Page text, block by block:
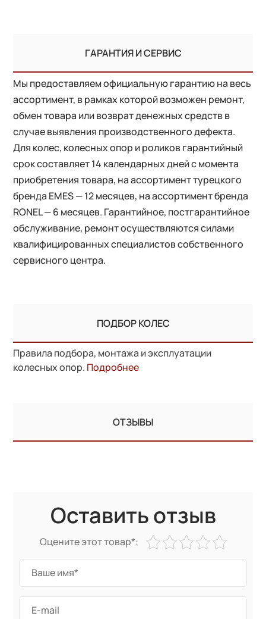
ГАРАНТИЯ И СЕРВИС
Мы предоставляем официальную гарантию на весь
ассортимент, в рамках которой возможен ремонт,
обмен товара или возврат денежных средств в
случае выявления производственного дефекта.
Для колес, колесных опор и роликов гарантийный
срок составляет 14 календарных дней с момента
приобретения товара, на ассортимент турецкого
бренда EMES — 12 месяцев, на ассортимент бренда
RONEL — 6 месяцев. Гарантийное, постгарантийное
обслуживание, ремонт осуществляются силами
квалифицированных специалистов собственного
сервисного центра.
ПОДБОР КОЛЕС
Правила подбора, монтажа и эксплуатации
колесных опор. Подробнее
ОТЗЫВЫ
Оставить отзыв
Оцените этот товар*: